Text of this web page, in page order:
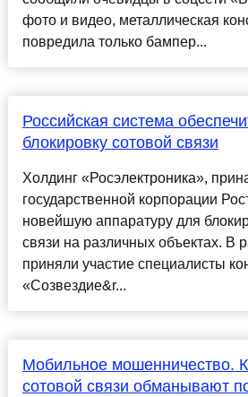
фото и видео, металлическая
повредила только бампер...
Российская система
блокировку сотовой связи
Холдинг «Росэлектроника»,
государственной корпорации
новейшую аппаратуру для
связи на различных объектах. В
приняли участие специалисты
«Созвездие&r...
Мобильное мошенничество.
сотовой связи обманывают